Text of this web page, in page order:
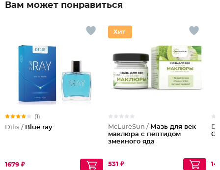
Вам может понравиться
(1)
Dilis / Blue ray
1679 ₽
McLureSun / Мазь для век
маклюра с пептидом
змеиного яда
531 ₽